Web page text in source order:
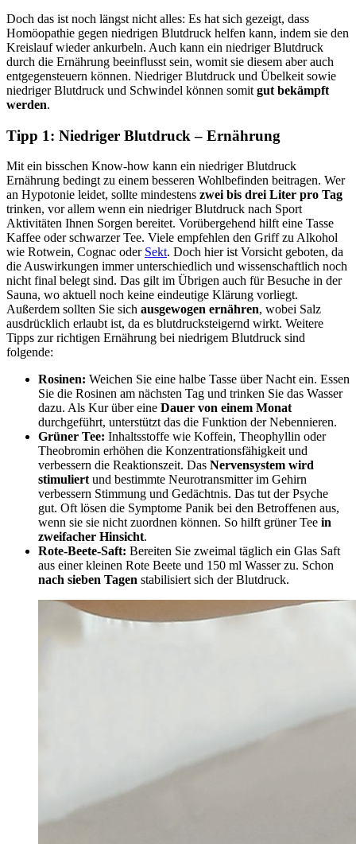
Doch das ist noch längst nicht alles: Es hat sich gezeigt, dass
Homöopathie gegen niedrigen Blutdruck helfen kann, indem sie den
Kreislauf wieder ankurbeln. Auch kann ein niedriger Blutdruck
durch die Ernährung beeinflusst sein, womit sie diesem aber auch
entgegensteuern können. Niedriger Blutdruck und Übelkeit sowie
niedriger Blutdruck und Schwindel können somit gut bekämpft
werden.
Tipp 1: Niedriger Blutdruck – Ernährung
Mit ein bisschen Know-how kann ein niedriger Blutdruck
Ernährung bedingt zu einem besseren Wohlbefinden beitragen. Wer
an Hypotonie leidet, sollte mindestens zwei bis drei Liter pro Tag
trinken, vor allem wenn ein niedriger Blutdruck nach Sport
Aktivitäten Ihnen Sorgen bereitet. Vorübergehend hilft eine Tasse
Kaffee oder schwarzer Tee. Viele empfehlen den Griff zu Alkohol
wie Rotwein, Cognac oder Sekt. Doch hier ist Vorsicht geboten, da
die Auswirkungen immer unterschiedlich und wissenschaftlich noch
nicht final belegt sind. Das gilt im Übrigen auch für Besuche in der
Sauna, wo aktuell noch keine eindeutige Klärung vorliegt.
Außerdem sollten Sie sich ausgewogen ernähren, wobei Salz
ausdrücklich erlaubt ist, da es blutdrucksteigernd wirkt. Weitere
Tipps zur richtigen Ernährung bei niedrigem Blutdruck sind
folgende:
Rosinen: Weichen Sie eine halbe Tasse über Nacht ein. Essen
Sie die Rosinen am nächsten Tag und trinken Sie das Wasser
dazu. Als Kur über eine Dauer von einem Monat
durchgeführt, unterstützt das die Funktion der Nebennieren.
Grüner Tee: Inhaltsstoffe wie Koffein, Theophyllin oder
Theobromin erhöhen die Konzentrationsfähigkeit und
verbessern die Reaktionszeit. Das Nervensystem wird
stimuliertund bestimmte Neurotransmitter im Gehirn
verbessern Stimmung und Gedächtnis. Das tut der Psyche
gut. Oft lösen die Symptome Panik bei den Betroffenen aus,
wenn sie sie nicht zuordnen können. So hilft grüner Tee in
zweifacher Hinsicht.
Rote-Beete-Saft: Bereiten Sie zweimal täglich ein Glas Saft
aus einer kleinen Rote Beete und 150 ml Wasser zu. Schon
nach sieben Tagen stabilisiert sich der Blutdruck.